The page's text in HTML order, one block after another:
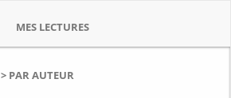
MES LECTURES
> PAR AUTEUR